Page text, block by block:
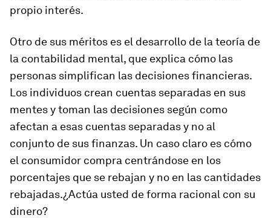
propio interés.
Otro de sus méritos es el desarrollo de la teoría de
la contabilidad mental, que explica cómo las
personas simplifican las decisiones financieras.
Los individuos crean cuentas separadas en sus
mentes y toman las decisiones según como
afectan a esas cuentas separadas y no al
conjunto de sus finanzas. Un caso claro es cómo
el consumidor compra centrándose en los
porcentajes que se rebajan y no en las cantidades
rebajadas.¿Actúa usted de forma racional con su
dinero?